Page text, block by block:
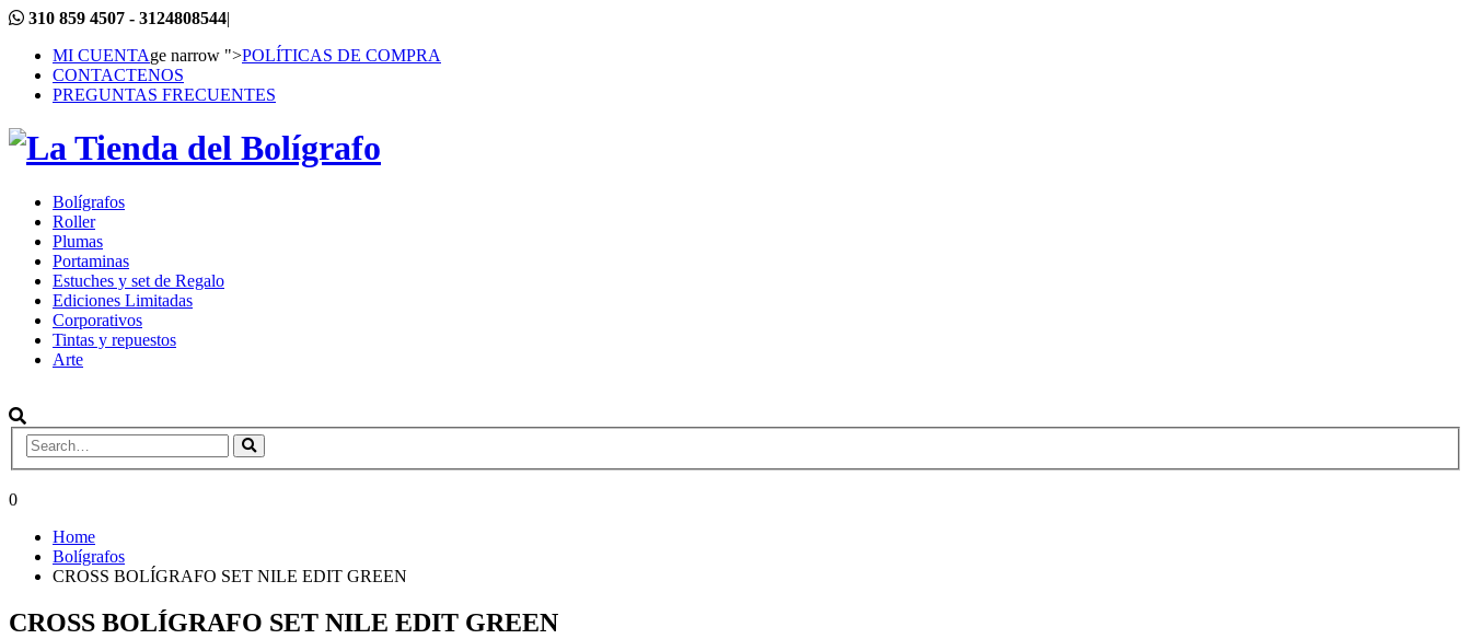
310 859 4507 - 3124808544|
MI CUENTAge narrow ">POLÍTICAS DE COMPRA
CONTACTENOS
PREGUNTAS FRECUENTES
Bolígrafos
Roller
Plumas
Portaminas
Estuches y set de Regalo
Ediciones Limitadas
Corporativos
Tintas y repuestos
Arte
0
Home
Bolígrafos
CROSS BOLÍGRAFO SET NILE EDIT GREEN
CROSS BOLÍGRAFO SET NILE EDIT GREEN